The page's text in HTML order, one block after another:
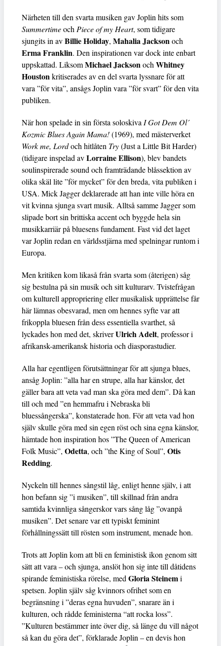
Närheten till den svarta musiken gav Joplin hits som
Summertimeoch Piece of my Heart, som tidigare
sjungits in avBillie Holiday, Mahalia Jacksonoch
Erma Franklin. Den inspirationen var dock inte enbart
uppskattad. LiksomMichael Jacksonoch Whitney
Houstonkritiserades av en del svarta lyssnare för att
vara ”för vita”, ansågs Joplin vara ”för svart” för den vita
publiken.
När hon spelade in sin första soloskiva I Got Dem Ol´
Kozmic Blues Again Mama!(1969), med mästerverket
Work me, Lordoch hitlåten Try(Just a Little Bit Harder)
(tidigare inspelad avLorraine Ellison), blev bandets
soulinspirerade sound och framträdande blåssektion av
olika skäl lite ”för mycket” för den breda, vita publiken i
USA. Mick Jagger deklarerade att han inte ville höra en
vit kvinna sjunga svart musik. Alltså samme Jagger som
slipade bort sin brittiska accent och byggde hela sin
musikkarriär på bluesens fundament. Fast vid det laget
var Joplin redan en världsstjärna med spelningar runtom i
Europa.
Men kritiken kom likaså från svarta som (återigen) såg
sig bestulna på sin musik och sitt kulturarv. Tvistefrågan
om kulturell appropriering eller musikalisk upprättelse får
här lämnas obesvarad, men om hennes syfte var att
frikoppla bluesen från dess essentiella svarthet, så
lyckades hon med det, skriverUlrich Adelt, professor i
afrikansk-amerikansk historia och diasporastudier.
Alla har egentligen förutsättningar för att sjunga blues,
ansåg Joplin: ”alla har en strupe, alla har känslor, det
gäller bara att veta vad man ska göra med dem”. Då kan
till och med ”en hemmafru i Nebraska bli
bluessångerska”, konstaterade hon. För att veta vad hon
själv skulle göra med sin egen röst och sina egna känslor,
hämtade hon inspiration hos ”The Queen of American
Folk Music”, Odetta, och ”the King of Soul”, Otis
Redding.
Nyckeln till hennes sångstil låg, enligt henne själv, i att
hon befann sig ”i musiken”, till skillnad från andra
samtida kvinnliga sångerskor vars sång låg ”ovanpå
musiken”. Det senare var ett typiskt feminint
förhållningssätt till rösten som instrument, menade hon.
Trots att Joplin kom att bli en feministisk ikon genom sitt
sätt att vara – och sjunga, anslöt hon sig inte till dåtidens
spirande feministiska rörelse, med Gloria Steinemi
spetsen. Joplin själv såg kvinnors ofrihet som en
begränsning i ”deras egna huvuden”, snarare än i
kulturen, och rådde feministerna “att rocka loss”.
”Kulturen bestämmer inte över dig, så länge du vill något
så kan du göra det”, förklarade Joplin – en devis hon